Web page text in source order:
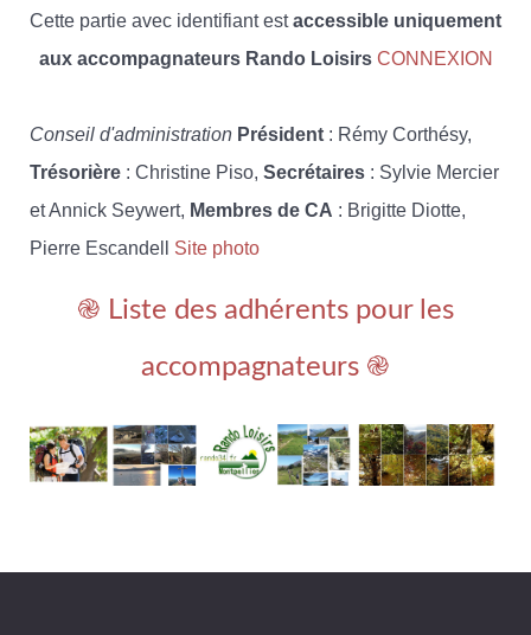
Cette partie avec identifiant estaccessible uniquement
aux accompagnateurs Rando Loisirs CONNEXION
Conseil d'administration Président : Rémy Corthésy,
Trésorière : Christine Piso, Secrétaires : Sylvie Mercier
et Annick Seywert, Membres de CA : Brigitte Diotte,
Pierre Escandell Site photo
֎ Liste des adhérents pour les
accompagnateurs ֎